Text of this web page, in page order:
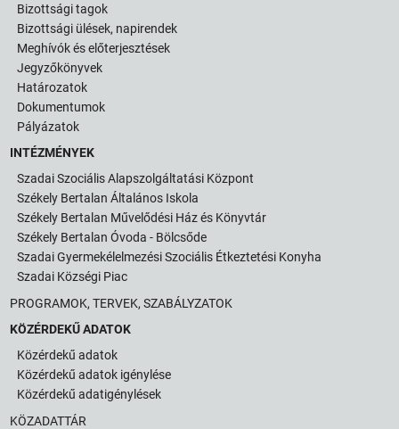
Bizottsági tagok
Bizottsági ülések, napirendek
Meghívók és előterjesztések
Jegyzőkönyvek
Határozatok
Dokumentumok
Pályázatok
INTÉZMÉNYEK
Szadai Szociális Alapszolgáltatási Központ
Székely Bertalan Általános Iskola
Székely Bertalan Művelődési Ház és Könyvtár
Székely Bertalan Óvoda - Bölcsőde
Szadai Gyermekélelmezési Szociális Étkeztetési Konyha
Szadai Községi Piac
PROGRAMOK, TERVEK, SZABÁLYZATOK
KÖZÉRDEKŰ ADATOK
Közérdekű adatok
Közérdekű adatok igénylése
Közérdekű adatigénylések
KÖZADATTÁR